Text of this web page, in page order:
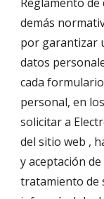
demás
por garantizar
datos
cada
personal, en
solicitar a
del sitio web ,
y aceptación
tratamiento de